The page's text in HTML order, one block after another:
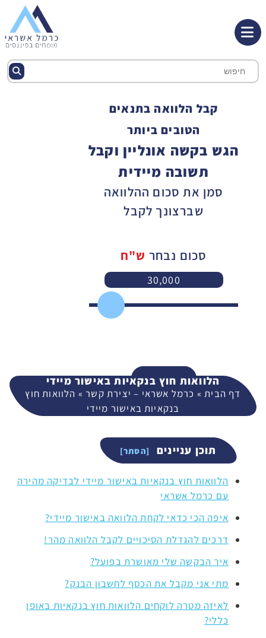
קבל הלוואה בתנאים
הטובים ביותר
הגש בקשה אונליין וקבל
תשובה מיידית
סמן את סכום ההלוואה
שברצונך לקבל
סכום נבחר ש"ח
30,000
המשך
הלוואות חוץ בנקאיות באישור מיידי
דף הבית » כרמל אשראי – יצירת קשר » הלוואות חוץ
בנקאיות באישור מיידי
תוכן עניינים
הלוואות חוץ בנקאיות באישור מיידי לבדיקה מהירה
עם כרמל אשראי
איפה הכי כדאי לקחת הלוואה באישור מיידי?
דרכים להגדלת הסיכויים לקבל הלוואה מהר!
איך הבקשה שלי מאושרת בפועל?
מתי אני מקבל את הכסף לחשבון הבנק?
לאיזה מטרה לוקחים הלוואות חוץ בנקאיות באופן
כללי?